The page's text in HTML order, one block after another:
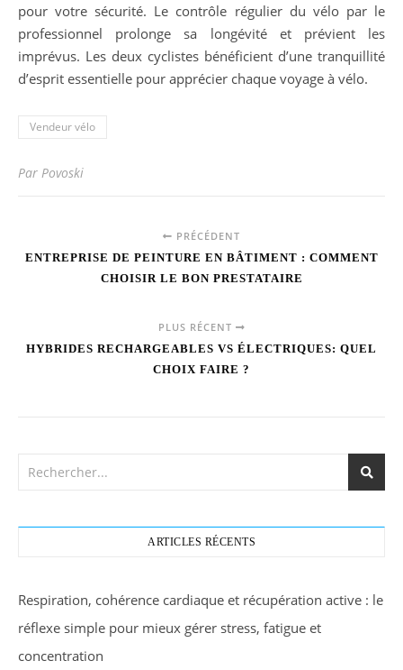
pour votre sécurité. Le contrôle régulier du vélo par le
professionnel prolonge sa longévité et prévient les
imprévus. Les deux cyclistes bénéficient d’une tranquillité
d’esprit essentielle pour apprécier chaque voyage à vélo.
Vendeur vélo
Par Povoski
PRÉCÉDENT
ENTREPRISE DE PEINTURE EN BÂTIMENT : COMMENT
CHOISIR LE BON PRESTATAIRE
PLUS RÉCENT
HYBRIDES RECHARGEABLES VS ÉLECTRIQUES: QUEL
CHOIX FAIRE ?
ARTICLES RÉCENTS
Respiration, cohérence cardiaque et récupération active : le
réflexe simple pour mieux gérer stress, fatigue et
concentration